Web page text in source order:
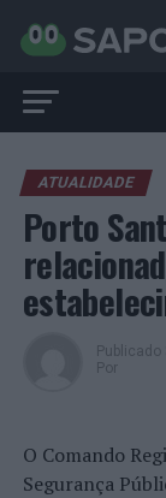
ATUALIDADE
Porto
Publicado
Por
O Comando
Segurança